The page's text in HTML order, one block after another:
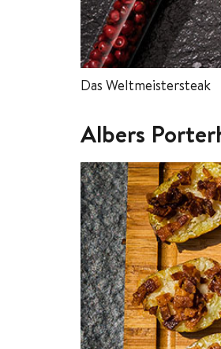
Das Weltmeistersteak
Albers